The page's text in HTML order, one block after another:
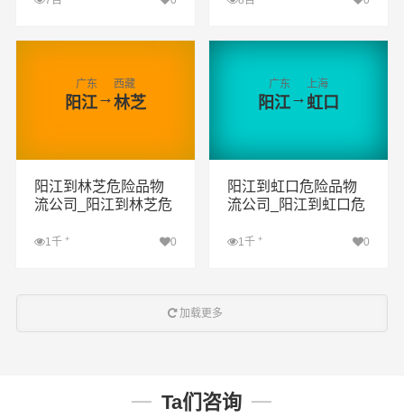
查看详细 查看详细
广东
阳江→
西藏
林芝
阳江到林芝危险品物
流公司_阳江到林芝危
林芝危险品专线
1千 + 0
广东
阳江→
上海
虹口
阳江到虹口危险品物
流公司_阳江到虹口危
虹口危险品专线
1千+ 0
加载更多
Ta们咨询